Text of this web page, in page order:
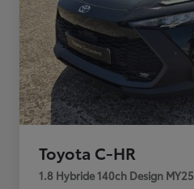
Toyota C-HR
1.8 Hybride 140ch Design MY25